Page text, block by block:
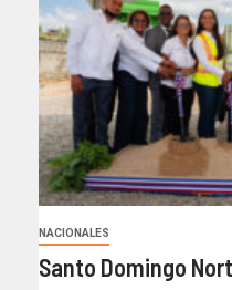
NACIONALES
Santo Domingo